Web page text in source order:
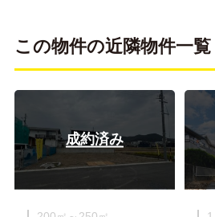
この物件の近隣物件一覧
成約済み